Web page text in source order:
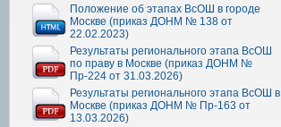
Положение об этапах ВсОШ в городе
Москве (приказ ДОНМ № 138 от
22.02.2023)
Результаты регионального этапа ВсОШ
по праву в Москве (приказ ДОНМ №
Пр-224 от 31.03.2026)
Результаты регионального этапа ВсОШ в
Москве (приказ ДОНМ № Пр-163 от
13.03.2026)